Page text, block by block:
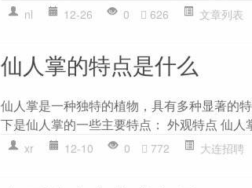
nl 12-26 0 626 文章列表
仙人掌的特点是什么
仙人掌是一种独特的植物，具有多种显著的
下是仙人掌的一些主要特点： 外观特点 仙人
xr 12-10 0 772 大连招聘